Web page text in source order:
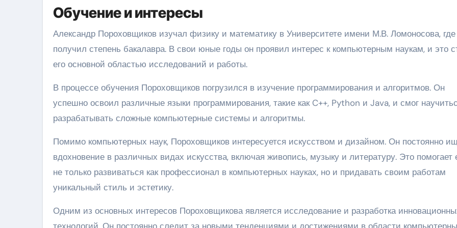
Обучение и интересы
Александр Пороховщиков изучал физику и математику в Университете имени М.В. Ломоносова, где
получил степень бакалавра. В свои юные годы он проявил интерес к компьютерным наукам, и это
его основной областью исследований и работы.
В процессе обучения Пороховщиков погрузился в изучение программирования и алгоритмов. Он
успешно освоил различные языки программирования, такие как C++, Python и Java, и смог
разрабатывать сложные компьютерные системы и алгоритмы.
Помимо компьютерных наук, Пороховщиков интересуется искусством и дизайном. Он постоянно
вдохновение в различных видах искусства, включая живопись, музыку и литературу. Это помогает
не только развиваться как профессионал в компьютерных науках, но и придавать своим работам
уникальный стиль и эстетику.
Одним из основных интересов Пороховщикова является исследование и разработка
технологий. Он постоянно следит за новыми тенденциями и достижениями в области